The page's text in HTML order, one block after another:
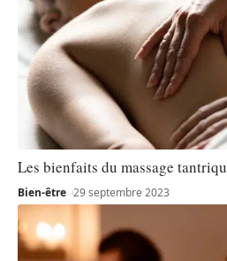
Les bienfaits du massage
Bien-être 29 septembre 2023